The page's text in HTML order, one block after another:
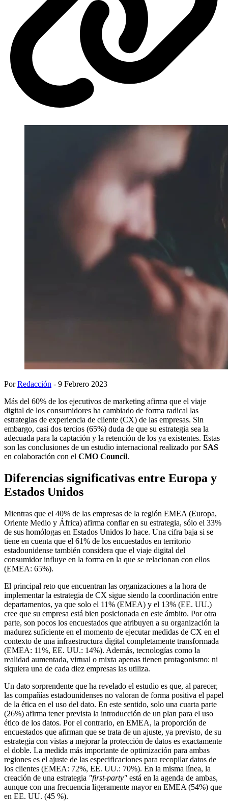
PorRedacción - 9 Febrero 2023
Más del 60% de los ejecutivos de marketing afirma que el viaje
digital de los consumidores ha cambiado de forma radical las
estrategias de experiencia de cliente (CX) de las empresas. Sin
embargo, casi dos tercios (65%) duda de que su estrategia sea la
adecuada para la captación y la retención de los ya existentes. Estas
son las conclusiones de un estudio internacional realizado porSAS
en colaboración con el CMO Council.
Diferencias significativas entre Europa y
Estados Unidos
Mientras que el 40% de las empresas de la región EMEA (Europa,
Oriente Medio y África) afirma confiar en su estrategia, sólo el 33%
de sus homólogas en Estados Unidos lo hace. Una cifra baja si se
tiene en cuenta que el 61% de los encuestados en territorio
estadounidense también considera que el viaje digital del
consumidor influye en la forma en la que se relacionan con ellos
(EMEA: 65%).
El principal reto que encuentran las organizaciones a la hora de
implementar la estrategia de CX sigue siendo la coordinación entre
departamentos, ya que solo el 11% (EMEA) y el 13% (EE. UU.)
cree que su empresa está bien posicionada en este ámbito. Por otra
parte, son pocos los encuestados que atribuyen a su organización la
madurez suficiente en el momento de ejecutar medidas de CX en el
contexto de una infraestructura digital completamente transformada
(EMEA: 11%, EE. UU.: 14%). Además, tecnologías como la
realidad aumentada, virtual o mixta apenas tienen protagonismo: ni
siquiera una de cada diez empresas las utiliza.
Un dato sorprendente que ha revelado el estudio es que, al parecer,
las compañías estadounidenses no valoran de forma positiva el papel
de la ética en el uso del dato. En este sentido, solo una cuarta parte
(26%) afirma tener prevista la introducción de un plan para el uso
ético de los datos. Por el contrario, en EMEA, la proporción de
encuestados que afirman que se trata de un ajuste, ya previsto, de su
estrategia con vistas a mejorar la protección de datos es exactamente
el doble. La medida más importante de optimización para ambas
regiones es el ajuste de las especificaciones para recopilar datos de
los clientes (EMEA: 72%, EE. UU.: 70%). En la misma línea, la
creación de una estrategia "first-party" está en la agenda de ambas,
aunque con una frecuencia ligeramente mayor en EMEA (54%) que
en EE. UU. (45 %).